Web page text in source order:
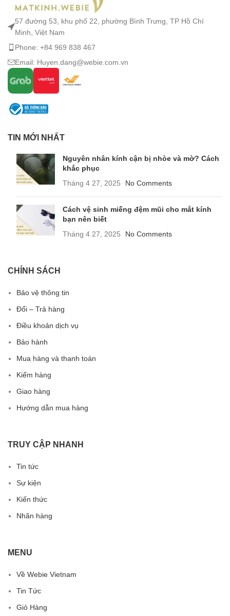
57 đường 53, khu phố 22, phường Bình Trưng, TP Hồ Chí
Minh, Việt Nam
Phone: +84 969 838 467
Email: Huyen.dang@webie.com.vn
TIN MỚI NHẤT
Nguyên nhân kính cận bị nhòe và mờ? Cách
khắc phục
Tháng 4 27, 2025
No Comments
Cách vệ sinh miếng đệm mũi cho mắt kính
bạn nên biết
Tháng 4 27, 2025
No Comments
CHÍNH SÁCH
Bảo vệ thông tin
Đổi – Trả hàng
Điều khoản dịch vụ
Bảo hành
Mua hàng và thanh toán
Kiểm hàng
Giao hàng
Hướng dẫn mua hàng
TRUY CẬP NHANH
Tin tức
Sự kiện
Kiến thức
Nhãn hàng
MENU
Về Webie Vietnam
Tin Tức
Giỏ Hàng